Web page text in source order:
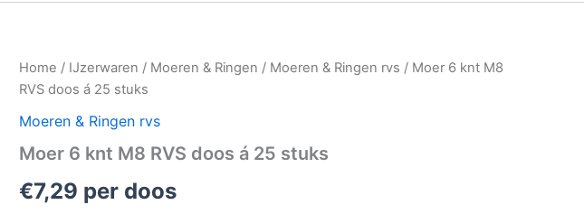
Home / IJzerwaren / Moeren & Ringen / Moeren & Ringen rvs / Moer 6 knt M8
RVS doos á 25 stuks
Moeren & Ringen rvs
Moer 6 knt M8 RVS doos á 25 stuks
€7,29 per doos
Moer
6
M8
doos
25